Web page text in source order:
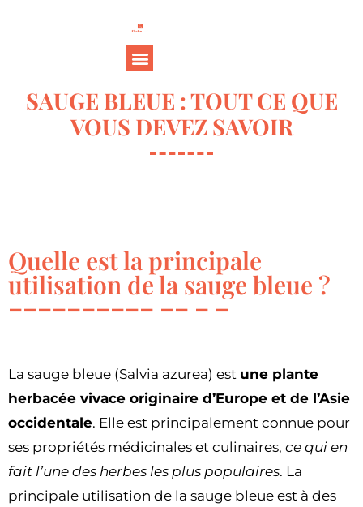
SAUGE BLEUE : TOUT CE QUE
VOUS DEVEZ SAVOIR
Quelle est la principale
utilisation de la sauge bleue ?
La sauge bleue (Salvia azurea) est une plante
herbacée vivace originaire d’Europe et de l’Asie
occidentale. Elle est principalement connue pour
ses propriétés médicinales et culinaires, ce qui en
fait l’une des herbes les plus populaires. La
principale utilisation de la sauge bleue est à des